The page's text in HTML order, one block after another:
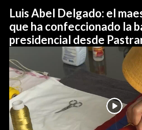
Luis Abel Delgado: el
que ha confeccionado la
presidencial desde